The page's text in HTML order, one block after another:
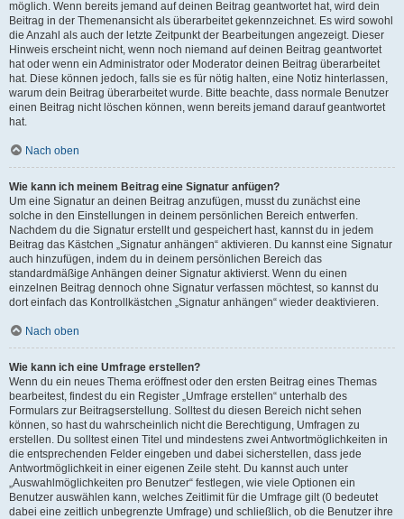
möglich. Wenn bereits jemand auf deinen Beitrag geantwortet hat, wird dein
Beitrag in der Themenansicht als überarbeitet gekennzeichnet. Es wird sowohl
die Anzahl als auch der letzte Zeitpunkt der Bearbeitungen angezeigt. Dieser
Hinweis erscheint nicht, wenn noch niemand auf deinen Beitrag geantwortet
hat oder wenn ein Administrator oder Moderator deinen Beitrag überarbeitet
hat. Diese können jedoch, falls sie es für nötig halten, eine Notiz hinterlassen,
warum dein Beitrag überarbeitet wurde. Bitte beachte, dass normale Benutzer
einen Beitrag nicht löschen können, wenn bereits jemand darauf geantwortet
hat.
Nach oben
Wie kann ich meinem Beitrag eine Signatur anfügen?
Um eine Signatur an deinen Beitrag anzufügen, musst du zunächst eine
solche in den Einstellungen in deinem persönlichen Bereich entwerfen.
Nachdem du die Signatur erstellt und gespeichert hast, kannst du in jedem
Beitrag das Kästchen „Signatur anhängen“ aktivieren. Du kannst eine Signatur
auch hinzufügen, indem du in deinem persönlichen Bereich das
standardmäßige Anhängen deiner Signatur aktivierst. Wenn du einen
einzelnen Beitrag dennoch ohne Signatur verfassen möchtest, so kannst du
dort einfach das Kontrollkästchen „Signatur anhängen“ wieder deaktivieren.
Nach oben
Wie kann ich eine Umfrage erstellen?
Wenn du ein neues Thema eröffnest oder den ersten Beitrag eines Themas
bearbeitest, findest du ein Register „Umfrage erstellen“ unterhalb des
Formulars zur Beitragserstellung. Solltest du diesen Bereich nicht sehen
können, so hast du wahrscheinlich nicht die Berechtigung, Umfragen zu
erstellen. Du solltest einen Titel und mindestens zwei Antwortmöglichkeiten in
die entsprechenden Felder eingeben und dabei sicherstellen, dass jede
Antwortmöglichkeit in einer eigenen Zeile steht. Du kannst auch unter
„Auswahlmöglichkeiten pro Benutzer“ festlegen, wie viele Optionen ein
Benutzer auswählen kann, welches Zeitlimit für die Umfrage gilt (0 bedeutet
dabei eine zeitlich unbegrenzte Umfrage) und schließlich, ob die Benutzer ihre